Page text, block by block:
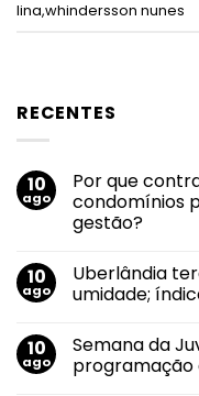
RECENTES
10
ago
Por que
condomínios
gestão?
em
Por
que
administradora
de
condomínios
10
ago
Uberlândia
umidade;
em
Uberlândia
terá
10
ago
Semana da
programação
lina,whindersson nunes